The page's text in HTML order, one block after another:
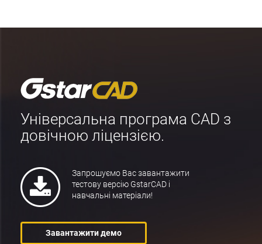
Універсальна програма CAD з
довічною ліцензією.
Запрошуємо Вас завантажити
тестову версію GstarCAD і
навчальні матеріали!
Завантажити демо